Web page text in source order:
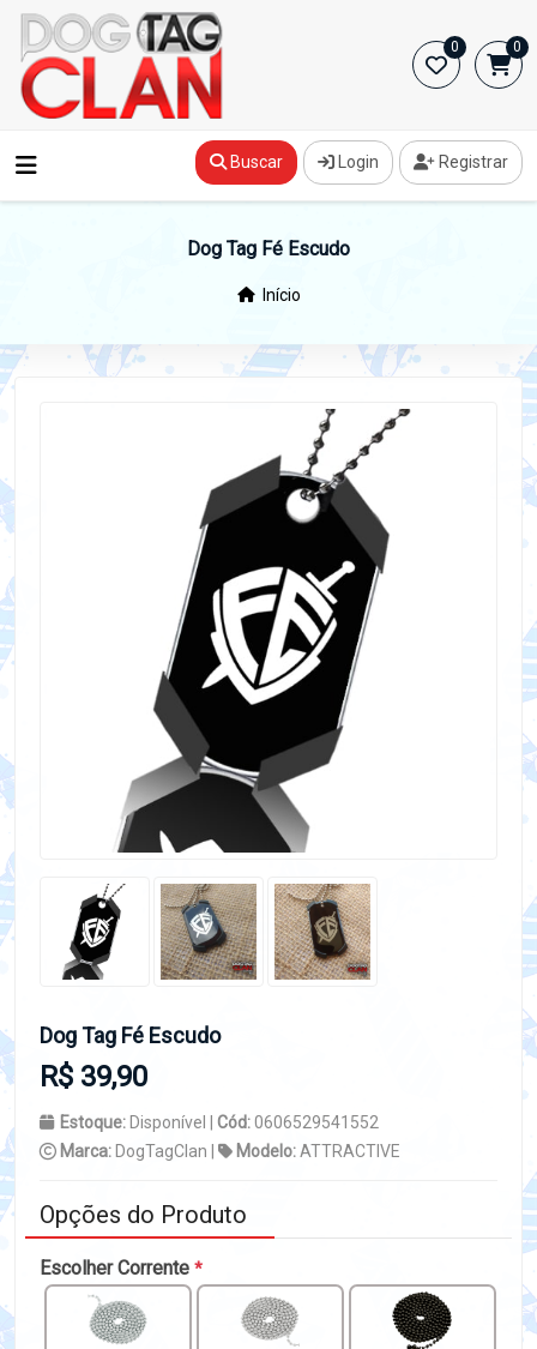
0 0
Buscar Login Registrar
Dog Tag Fé Escudo
Início
Dog Tag Fé Escudo
R$ 39,90
Estoque: Disponível | Cód:0606529541552
Marca: DogTagClan | Modelo:ATTRACTIVE
Opções do Produto
Escolher Corrente *